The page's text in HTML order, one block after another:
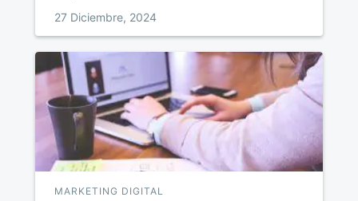
digital
27 Diciembre, 2024
MARKETING DIGITAL